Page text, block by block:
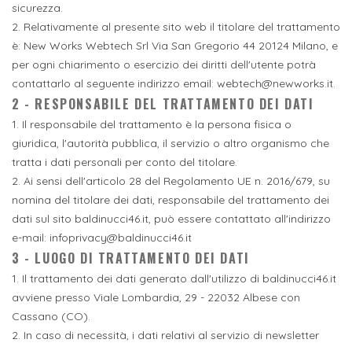
sicurezza.
2. Relativamente al presente sito web il titolare del trattamento
è: New Works Webtech Srl Via San Gregorio 44 20124 Milano, e
per ogni chiarimento o esercizio dei diritti dell'utente potrà
contattarlo al seguente indirizzo email: webtech@newworks.it.
2 - RESPONSABILE DEL TRATTAMENTO DEI DATI
1. Il responsabile del trattamento è la persona fisica o
giuridica, l'autorità pubblica, il servizio o altro organismo che
tratta i dati personali per conto del titolare.
2. Ai sensi dell'articolo 28 del Regolamento UE n. 2016/679, su
nomina del titolare dei dati, responsabile del trattamento dei
dati sul sito baldinucci46.it, può essere contattato all'indirizzo
e-mail: infoprivacy@baldinucci46.it
3 - LUOGO DI TRATTAMENTO DEI DATI
1. Il trattamento dei dati generato dall'utilizzo di baldinucci46.it
avviene presso Viale Lombardia, 29 - 22032 Albese con
Cassano (CO).
2. In caso di necessità, i dati relativi al servizio di newsletter